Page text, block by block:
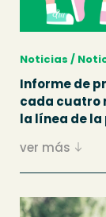
Noticias /
Informe de
cada cuatro
la línea de la
ver más